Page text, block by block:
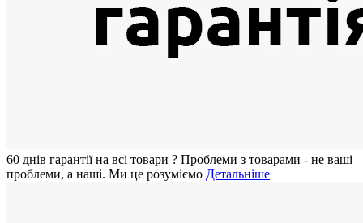
60 днiв гарантії на всi товари ? Проблеми з товарами - не ваші
проблеми, а наші. Ми це розуміємо Детальніше